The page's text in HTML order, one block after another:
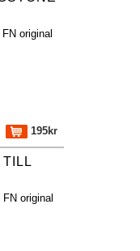
original
195kr
original